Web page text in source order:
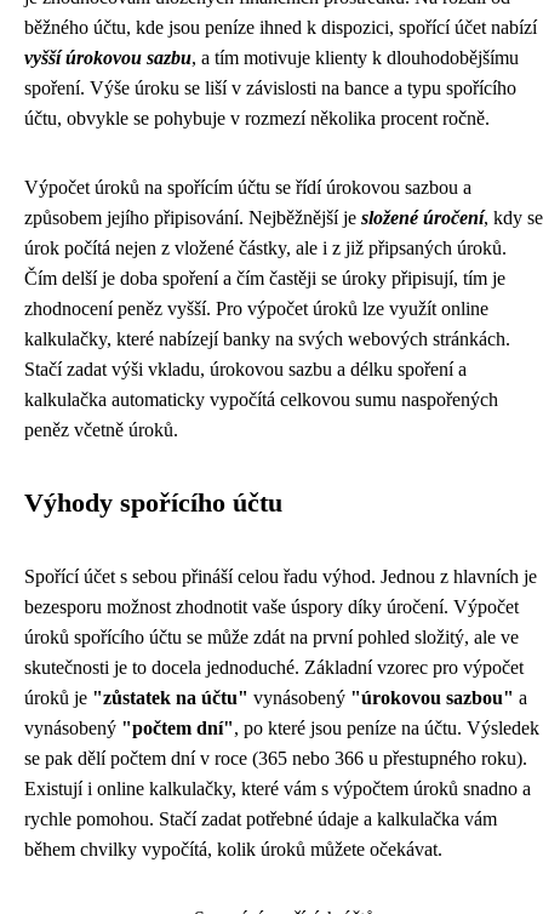
běžného účtu, kde jsou peníze ihned k dispozici, spořící účet nabízí
vyšší úrokovou sazbu, a tím motivuje klienty k dlouhodobějšímu
spoření. Výše úroku se liší v závislosti na bance a typu spořícího
účtu, obvykle se pohybuje v rozmezí několika procent ročně.
Výpočet úroků na spořícím účtu se řídí úrokovou sazbou a
způsobem jejího připisování. Nejběžnější je složené úročení, kdy se
úrok počítá nejen z vložené částky, ale i z již připsaných úroků.
Čím delší je doba spoření a čím častěji se úroky připisují, tím je
zhodnocení peněz vyšší. Pro výpočet úroků lze využít online
kalkulačky, které nabízejí banky na svých webových stránkách.
Stačí zadat výši vkladu, úrokovou sazbu a délku spoření a
kalkulačka automaticky vypočítá celkovou sumu naspořených
peněz včetně úroků.
Výhody spořícího účtu
Spořící účet s sebou přináší celou řadu výhod. Jednou z hlavních je
bezesporu možnost zhodnotit vaše úspory díky úročení. Výpočet
úroků spořícího účtu se může zdát na první pohled složitý, ale ve
skutečnosti je to docela jednoduché. Základní vzorec pro výpočet
úroků je "zůstatek na účtu" vynásobený "úrokovou sazbou" a
vynásobený "počtem dní", po které jsou peníze na účtu. Výsledek
se pak dělí počtem dní v roce (365 nebo 366 u přestupného roku).
Existují i online kalkulačky, které vám s výpočtem úroků snadno a
rychle pomohou. Stačí zadat potřebné údaje a kalkulačka vám
během chvilky vypočítá, kolik úroků můžete očekávat.